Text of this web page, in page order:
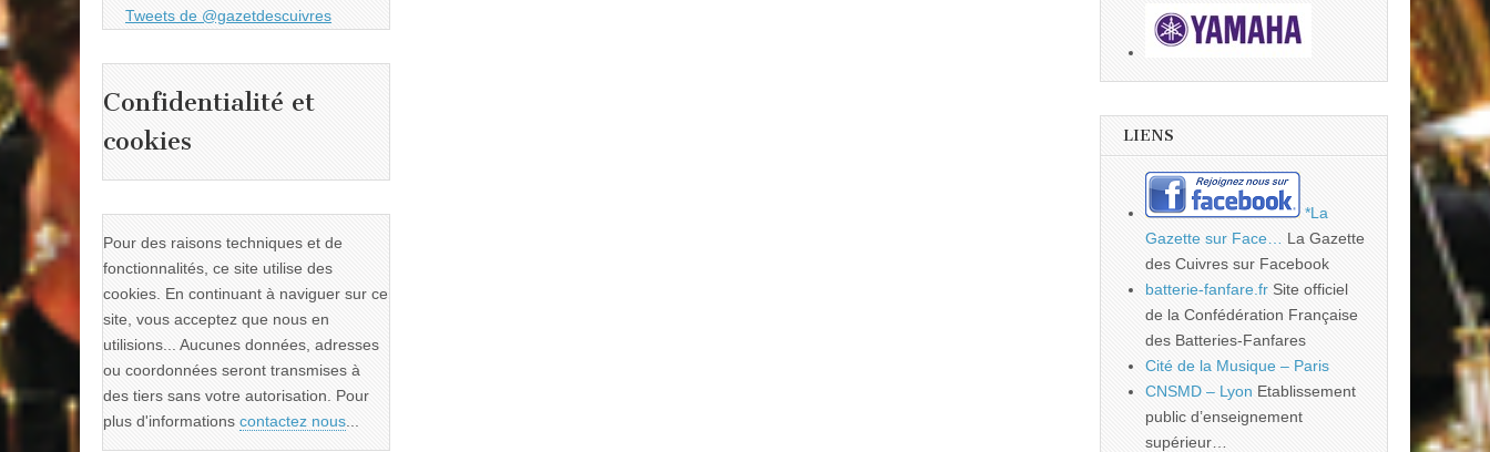
Tweets de @gazetdescuivres
Confidentialité et
cookies
Pour des raisons techniques et de
fonctionnalités, ce site utilise des
cookies. En continuant à naviguer sur ce
site, vous acceptez que nous en
utilisions... Aucunes données, adresses
ou coordonnées seront transmises à
des tiers sans votre autorisation. Pour
plus d'informations contactez nous...
LIENS
*La
Gazette sur Face…
La Gazette
des Cuivres sur Facebook
batterie-fanfare.fr Site officiel
de la Confédération Française
des Batteries-Fanfares
Cité de la Musique – Paris
CNSMD – Lyon Etablissement
public d’enseignement
supérieur…